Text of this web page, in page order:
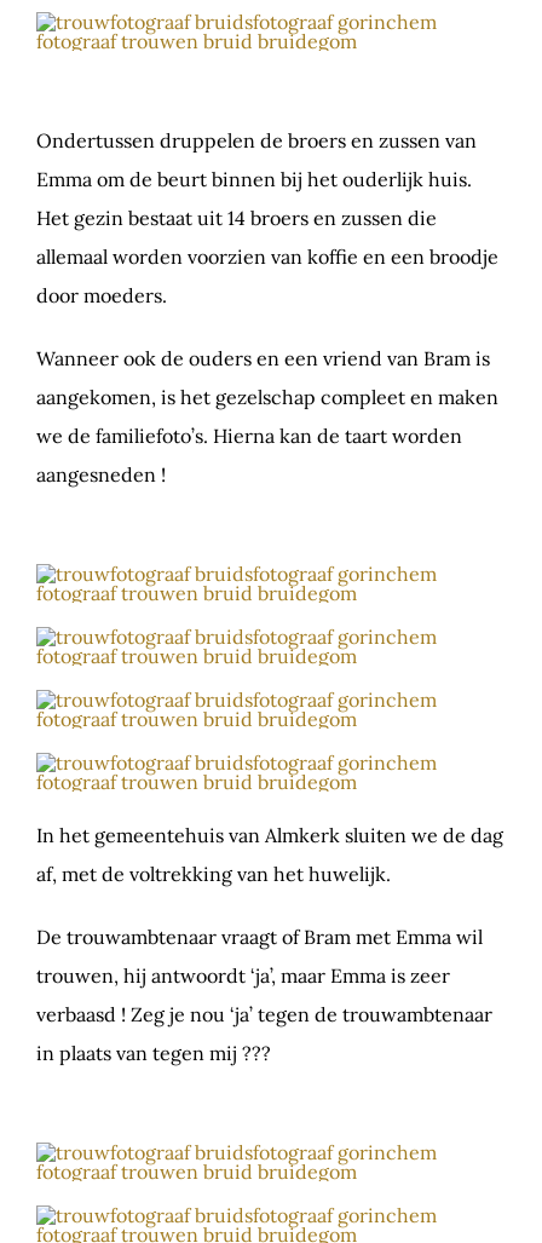
Ondertussen druppelen de broers en zussen van
Emma om de beurt binnen bij het ouderlijk huis.
Het gezin bestaat uit 14 broers en zussen die
allemaal worden voorzien van koffie en een broodje
door moeders.
Wanneer ook de ouders en een vriend van Bram is
aangekomen, is het gezelschap compleet en maken
we de familiefoto’s. Hierna kan de taart worden
aangesneden !
In het gemeentehuis van Almkerk sluiten we de dag
af, met de voltrekking van het huwelijk.
De trouwambtenaar vraagt of Bram met Emma wil
trouwen, hij antwoordt ‘ja’, maar Emma is zeer
verbaasd ! Zeg je nou ‘ja’ tegen de trouwambtenaar
in plaats van tegen mij ???